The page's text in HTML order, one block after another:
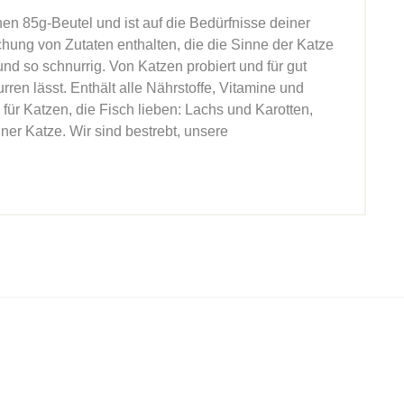
85g-Beutel und ist auf die Bedürfnisse deiner
von Zutaten enthalten, die die Sinne der Katze
so schnurrig. Von Katzen probiert und für gut
lässt. Enthält alle Nährstoffe, Vitamine und
Katzen, die Fisch lieben: Lachs und Karotten,
Katze. Wir sind bestrebt, unsere